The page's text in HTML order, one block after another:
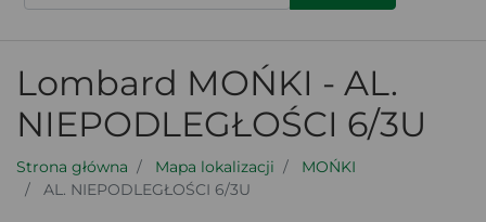
Lombard MOŃKI - AL.
NIEPODLEGŁOŚCI 6/3U
Strona główna Mapa lokalizacji
MOŃKI
AL. NIEPODLEGŁOŚCI 6/3U